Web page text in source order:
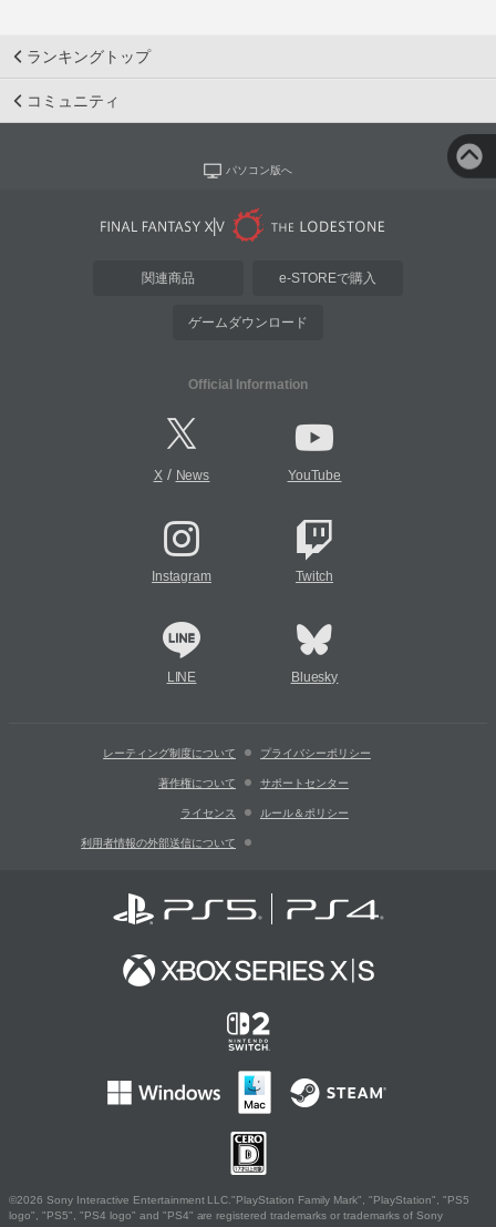
ランキングトップ
コミュニティ
パソコン版へ
関連商品 e-STOREで購入
ゲームダウンロード
Official Information
X/ News YouTube
Instagram Twitch
LINE Bluesky
レーティング制度について プライバシーポリシー
著作権について サポートセンター
ライセンス ルール＆ポリシー
利用者情報の外部送信について
©2026 Sony Interactive Entertainment LLC."PlayStation Family Mark", "PlayStation", "PS5
logo", "PS5", "PS4 logo" and "PS4" are registered trademarks or trademarks of Sony